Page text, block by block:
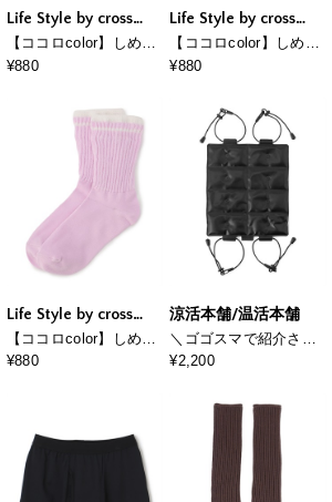
Life Style by cross
marche
【ココロcolor】しめつ
けにくいメンズライン
¥880
Life Style by cross
marche
【ココロcolor】しめつ
けにくいレディースラ
¥880
Life Style by cross
marche
【ココロcolor】しめつ
けにくいレディースラ
¥880
涼活本舗/温活本舗
＼ゴゴスマで紹介され
ました！／【涼活本
¥2,200